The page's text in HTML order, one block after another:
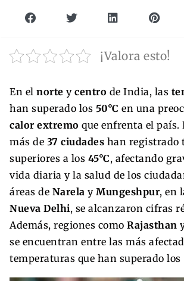
¡Valora esto!
En el norte y centro de India, las
han superado los 50°C en una
calor extremo que enfrenta el país.
más de 37 ciudades han registrado
superiores a los 45°C, afectando
vida diaria y la salud de los
áreas de Narela y Mungeshpur, en
Nueva Delhi, se alcanzaron cifras
Además, regiones como Rajasthan
se encuentran entre las más
temperaturas que han superado los